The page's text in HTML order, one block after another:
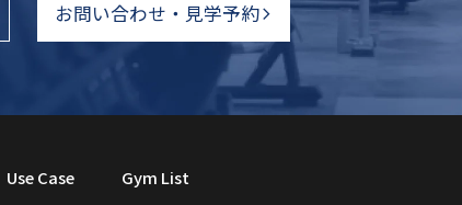
お問い合わせ・見学予約
Use Case
Gym List